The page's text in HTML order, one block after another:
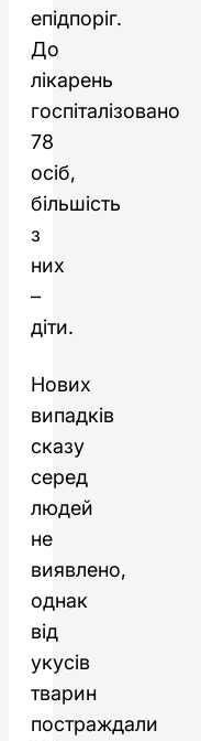
епідпоріг.
До
лікарень
госпіталізовано
78
осіб,
більшість
з
них
–
діти.
Нових
випадків
сказу
серед
людей
не
виявлено,
однак
від
укусів
тварин
постраждали